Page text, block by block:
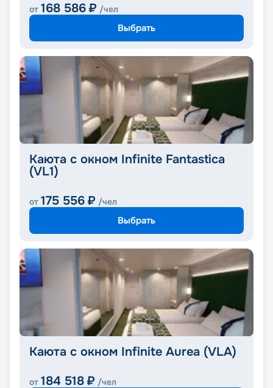
от 168 586 ₽ /чел
Выбрать
Каюта с окном Infinite Fantastica
(VL1)
от 175 556 ₽ /чел
Выбрать
Каюта с окном Infinite Aurea (VLA)
от 184 518 ₽ /чел